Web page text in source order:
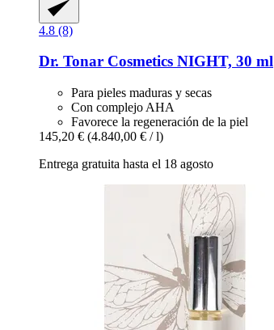
4.8 (8)
Dr. Tonar Cosmetics NIGHT, 30 ml
Para pieles maduras y secas
Con complejo AHA
Favorece la regeneración de la piel
145,20 € (4.840,00 € / l)
Entrega gratuita hasta el 18 agosto